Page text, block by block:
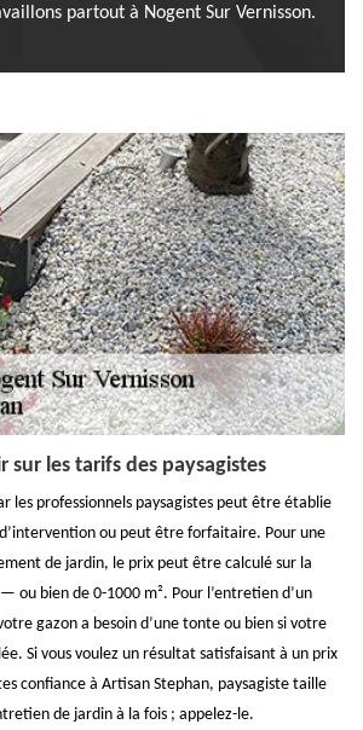
partout à Nogent Sur Vernisson.
sur les tarifs des paysagistes
les professionnels paysagistes peut être établie
ou peut être forfaitaire. Pour une
de jardin, le prix peut être calculé sur la
ou bien de 0-1000 m². Pour l’entretien d’un
gazon a besoin d’une tonte ou bien si votre
Si vous voulez un résultat satisfaisant à un prix
confiance à Artisan Stephan, paysagiste taille
de jardin à la fois ; appelez-le.